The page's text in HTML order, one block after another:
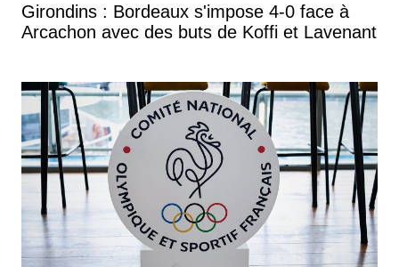
Girondins : Bordeaux s'impose 4-0 face à
Arcachon avec des buts de Koffi et Lavenant